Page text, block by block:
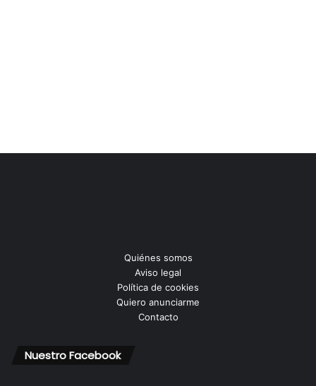
Quiénes somos
Aviso legal
Política de cookies
Quiero anunciarme
Contacto
Nuestro Facebook